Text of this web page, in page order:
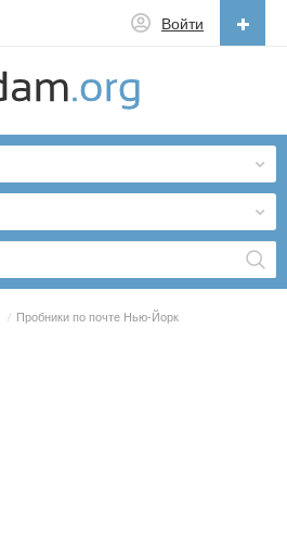
Войти
/ Пробники по почте Нью-Йорк